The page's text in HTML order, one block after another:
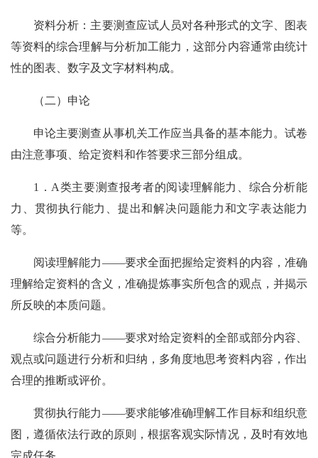
资料分析：主要测查应试人员对各种形式的文字、图表
等资料的综合理解与分析加工能力，这部分内容通常由统计
性的图表、数字及文字材料构成。
（二）申论
申论主要测查从事机关工作应当具备的基本能力。试卷
由注意事项、给定资料和作答要求三部分组成。
1．A类主要测查报考者的阅读理解能力、综合分析能
力、贯彻执行能力、提出和解决问题能力和文字表达能力
等。
阅读理解能力——要求全面把握给定资料的内容，准确
理解给定资料的含义，准确提炼事实所包含的观点，并揭示
所反映的本质问题。
综合分析能力——要求对给定资料的全部或部分内容、
观点或问题进行分析和归纳，多角度地思考资料内容，作出
合理的推断或评价。
贯彻执行能力——要求能够准确理解工作目标和组织意
图，遵循依法行政的原则，根据客观实际情况，及时有效地